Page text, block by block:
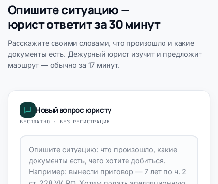
Опишите ситуацию —
юрист ответит за 30 минут
Расскажите своими словами, что произошло и какие
документы есть. Дежурный юрист изучит и предложит
маршрут — обычно за 17 минут.
Новый вопрос юристу
БЕСПЛАТНО · БЕЗ РЕГИСТРАЦИИ